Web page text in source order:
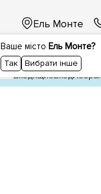
Ель Монте
Ваше місто Ель Монте?
Так Вибрати інше
1
ВходящиеВход